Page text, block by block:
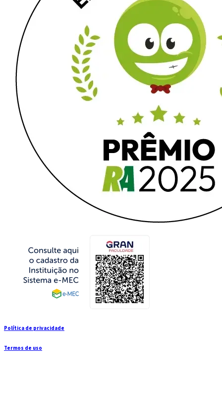
Política de privacidade
Termos de uso